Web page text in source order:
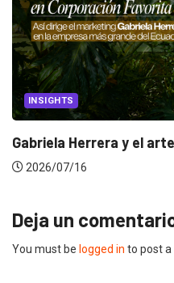
INSIGHTS
Gabriela Herrera y el
2026/07/16
Deja un
You must be logged in to post a